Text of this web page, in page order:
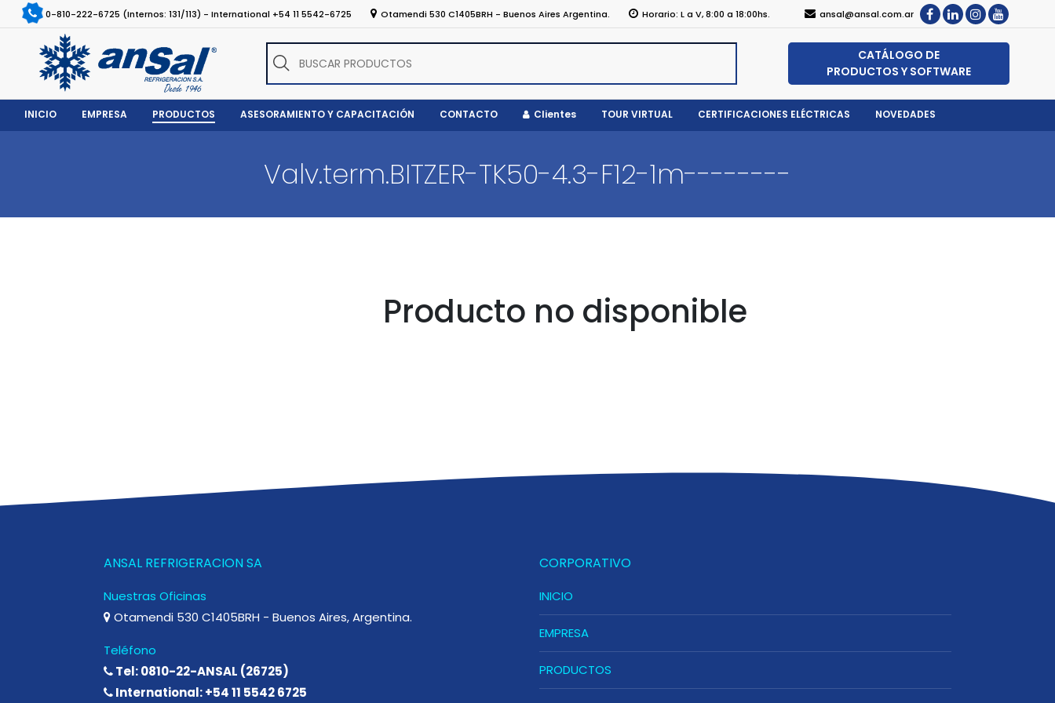
0-810-222-6725 (Internos: 131/113) - International +54 11 5542-6725 Otamendi 530 C1405BRH - Buenos Aires Argentina. Horario: L a V, 8:00 a 18:00hs. ansal@ansal.com.ar
CATÁLOGO DE
PRODUCTOS Y SOFTWARE
INICIO EMPRESA PRODUCTOS ASESORAMIENTO Y CAPACITACIÓN CONTACTO Clientes TOUR VIRTUAL CERTIFICACIONES ELÉCTRICAS NOVEDADES
Valv.term.BITZER-TK50-4.3-F12-1m--------
Producto no disponible
ANSAL REFRIGERACION SA
Nuestras Oficinas
Otamendi 530 C1405BRH - Buenos Aires, Argentina.
Teléfono
Tel: 0810-22-ANSAL (26725)
International: +54 11 5542 6725
CORPORATIVO
INICIO
EMPRESA
PRODUCTOS